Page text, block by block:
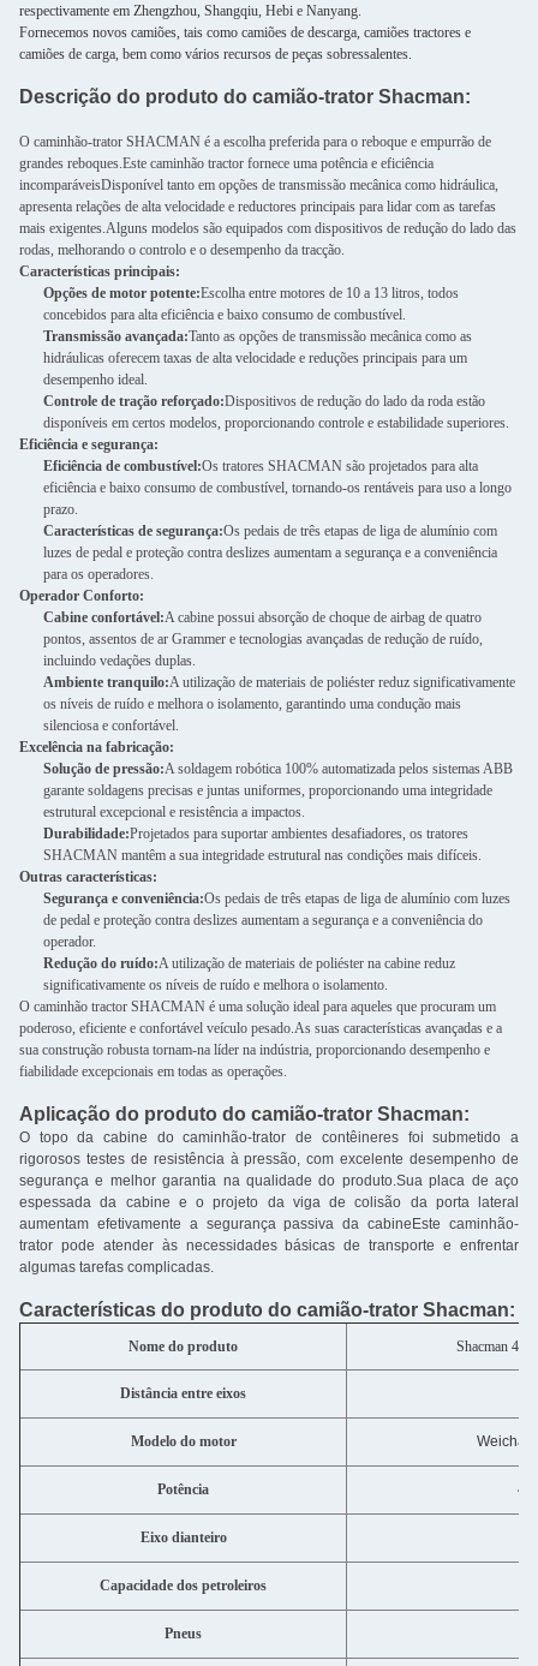
respectivamente em Zhengzhou, Shangqiu, Hebi e Nanyang.
Fornecemos novos camiões, tais como camiões de descarga, camiões tractores e
camiões de carga, bem como vários recursos de peças sobressalentes.
Descrição do produto do camião-trator Shacman:
O caminhão-trator SHACMAN é a escolha preferida para o reboque e empurrão de
grandes reboques.Este caminhão tractor fornece uma potência e eficiência
incomparáveisDisponível tanto em opções de transmissão mecânica como hidráulica,
apresenta relações de alta velocidade e reductores principais para lidar com as tarefas
mais exigentes.Alguns modelos são equipados com dispositivos de redução do lado das
rodas, melhorando o controlo e o desempenho da tracção.
Características principais:
Opções de motor potente:Escolha entre motores de 10 a 13 litros, todos
concebidos para alta eficiência e baixo consumo de combustível.
Transmissão avançada:Tanto as opções de transmissão mecânica como as
hidráulicas oferecem taxas de alta velocidade e reduções principais para um
desempenho ideal.
Controle de tração reforçado:Dispositivos de redução do lado da roda estão
disponíveis em certos modelos, proporcionando controle e estabilidade superiores.
Eficiência e segurança:
Eficiência de combustível:Os tratores SHACMAN são projetados para alta
eficiência e baixo consumo de combustível, tornando-os rentáveis para uso a longo
prazo.
Características de segurança:Os pedais de três etapas de liga de alumínio com
luzes de pedal e proteção contra deslizes aumentam a segurança e a conveniência
para os operadores.
Operador Conforto:
Cabine confortável:A cabine possui absorção de choque de airbag de quatro
pontos, assentos de ar Grammer e tecnologias avançadas de redução de ruído,
incluindo vedações duplas.
Ambiente tranquilo:A utilização de materiais de poliéster reduz significativamente
os níveis de ruído e melhora o isolamento, garantindo uma condução mais
silenciosa e confortável.
Excelência na fabricação:
Solução de pressão:A soldagem robótica 100% automatizada pelos sistemas ABB
garante soldagens precisas e juntas uniformes, proporcionando uma integridade
estrutural excepcional e resistência a impactos.
Durabilidade:Projetados para suportar ambientes desafiadores, os tratores
SHACMAN mantêm a sua integridade estrutural nas condições mais difíceis.
Outras características:
Segurança e conveniência:Os pedais de três etapas de liga de alumínio com luzes
de pedal e proteção contra deslizes aumentam a segurança e a conveniência do
operador.
Redução do ruído:A utilização de materiais de poliéster na cabine reduz
significativamente os níveis de ruído e melhora o isolamento.
O caminhão tractor SHACMAN é uma solução ideal para aqueles que procuram um
poderoso, eficiente e confortável veículo pesado.As suas características avançadas e a
sua construção robusta tornam-na líder na indústria, proporcionando desempenho e
fiabilidade excepcionais em todas as operações.
Aplicação do produto do camião-trator Shacman:
O topo da cabine do caminhão-trator de contêineres foi submetido a
rigorosos testes de resistência à pressão, com excelente desempenho de
segurança e melhor garantia na qualidade do produto.Sua placa de aço
espessada da cabine e o projeto da viga de colisão da porta lateral
aumentam efetivamente a segurança passiva da cabineEste caminhão-
trator pode atender às necessidades básicas de transporte e enfrentar
algumas tarefas complicadas.
Características do produto do camião-trator Shacman:
Nome do produto Shacman
Distância entre eixos
Modelo do motor Weichai
Potência
Eixo dianteiro
Capacidade dos petroleiros
Pneus